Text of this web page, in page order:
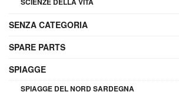
SENZA CATEGORIA
SPARE PARTS
SPIAGGE
SPIAGGE DEL NORD SARDEGNA